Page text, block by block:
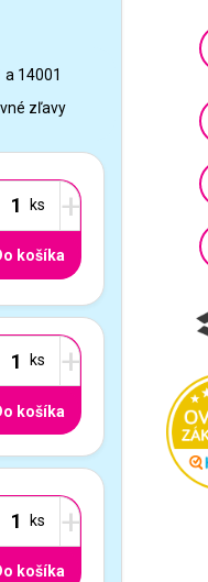
a 14001
zľavy
+
košíka
+
košíka
+
košíka